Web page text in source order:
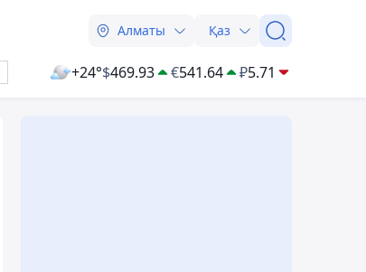
Алматы Қаз
+24°$469.93 €541.64 ₽5.71